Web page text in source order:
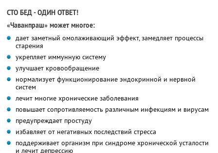
СТО БЕД - ОДИН ОТВЕТ!
«Чаванпраш» может многое:
дает заметный омолаживающий эффект, замедляет процессы
старения
укрепляет иммунную систему
улучшает кровообращение
нормализует функционирование эндокринной и нервной
систем
лечит многие хронические заболевания
повышает сопротивляемость различным инфекциям и вирусам
предупреждает простуду
избавляет от негативных последствий стресса
поддерживает организм при синдроме хронической усталости
и лечит депрессию